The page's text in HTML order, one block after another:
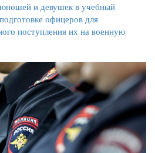
и девушек в учебный
офицеров для
поступления их на военную